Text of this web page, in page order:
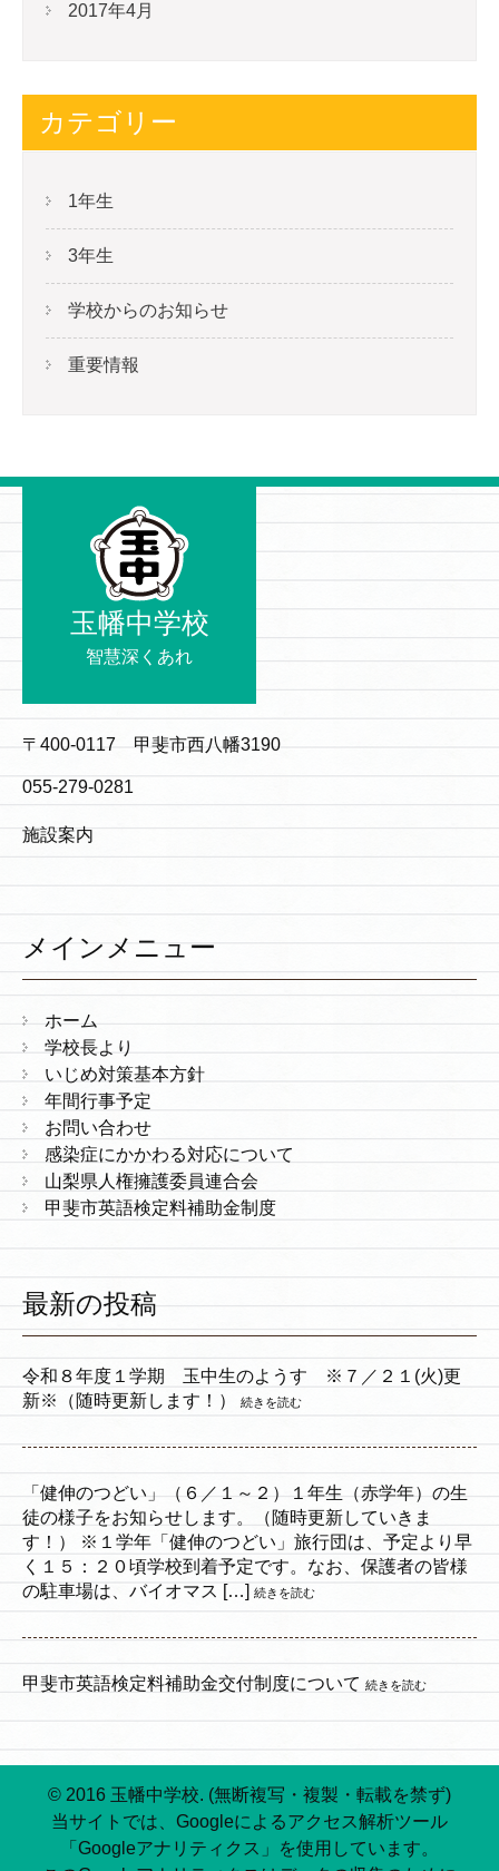
2017年4月
カテゴリー
1年生
3年生
学校からのお知らせ
重要情報
玉幡中学校
智慧深くあれ
〒400-0117 甲斐市西八幡3190
055-279-0281
施設案内
メインメニュー
ホーム
学校長より
いじめ対策基本方針
年間行事予定
お問い合わせ
感染症にかかわる対応について
山梨県人権擁護委員連合会
甲斐市英語検定料補助金制度
最新の投稿
令和８年度１学期 玉中生のようす ※７／２１(火)更
新※（随時更新します！）
続きを読む
「健伸のつどい」（６／１～２）１年生（赤学年）の生
徒の様子をお知らせします。（随時更新していきま
す！） ※１学年「健伸のつどい」旅行団は、予定より早
く１５：２０頃学校到着予定です。なお、保護者の皆様
の駐車場は、バイオマス […] 続きを読む
甲斐市英語検定料補助金交付制度について 続きを読む
© 2016 玉幡中学校. (無断複写・複製・転載を禁ず)
当サイトでは、Googleによるアクセス解析ツール
「Googleアナリティクス」を使用しています。